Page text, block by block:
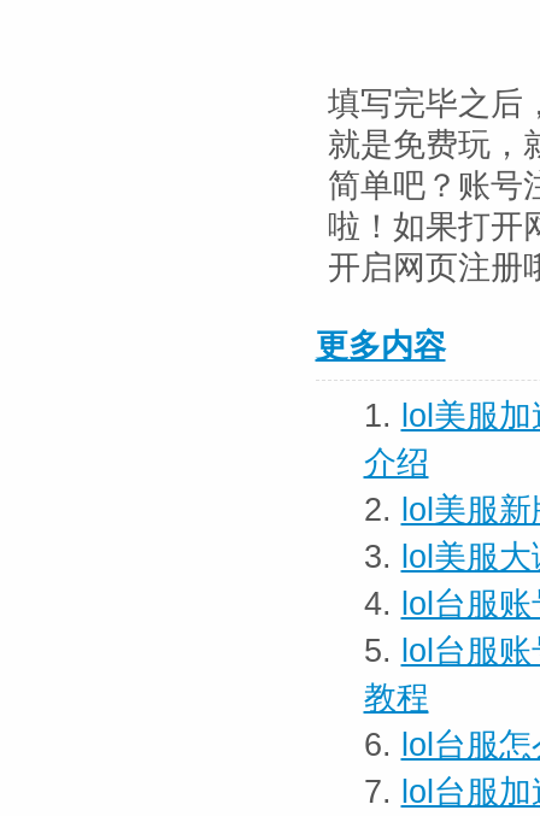
填写完毕之后
就是免费玩，
简单吧？账号
啦！如果打开
开启网页注册
更多内容
1. lol美服
介绍
2. lol美服
3. lol美服
4. lol台服
5. lol台服
教程
6. lol台服
7. lol台服